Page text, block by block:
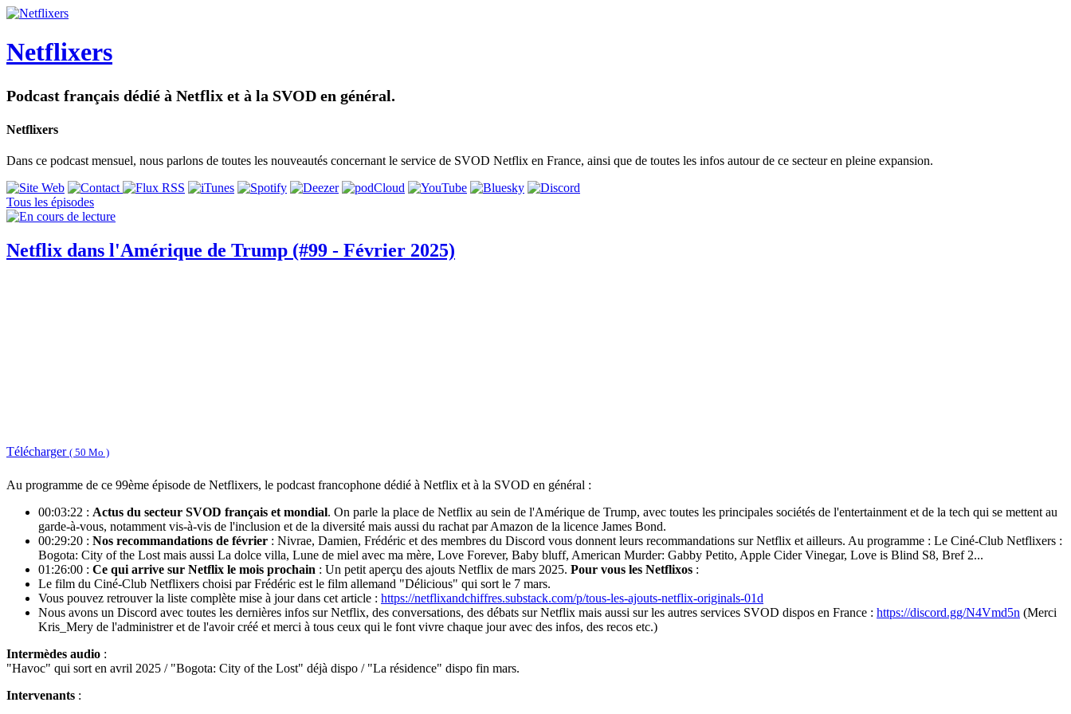
Netflixers
Podcast français dédié à Netflix et à la SVOD en général.
Netflixers
Dans ce podcast mensuel, nous parlons de toutes les nouveautés concernant le service de SVOD Netflix en France, ainsi que de toutes les infos autour de ce secteur en pleine expansion.
Tous les épisodes
Netflix dans l'Amérique de Trump (#99 - Février 2025)
Télécharger ( 50 Mo )
Au programme de ce 99ème épisode de Netflixers, le podcast francophone dédié à Netflix et à la SVOD en général :
00:03:22 : Actus du secteur SVOD français et mondial. On parle la place de Netflix au sein de l'Amérique de Trump, avec toutes les principales sociétés de l'entertainment et de la tech qui se mettent au
garde-à-vous, notamment vis-à-vis de l'inclusion et de la diversité mais aussi du rachat par Amazon de la licence James Bond.
00:29:20 : Nos recommandations de février : Nivrae, Damien, Frédéric et des membres du Discord vous donnent leurs recommandations sur Netflix et ailleurs. Au programme : Le Ciné-Club Netflixers :
Bogota: City of the Lost mais aussi La dolce villa, Lune de miel avec ma mère, Love Forever, Baby bluff, American Murder: Gabby Petito, Apple Cider Vinegar, Love is Blind S8, Bref 2...
01:26:00 : Ce qui arrive sur Netflix le mois prochain : Un petit aperçu des ajouts Netflix de mars 2025. Pour vous les Netflixos :
Le film du Ciné-Club Netflixers choisi par Frédéric est le film allemand "Délicious" qui sort le 7 mars.
Vous pouvez retrouver la liste complète mise à jour dans cet article : https://netflixandchiffres.substack.com/p/tous-les-ajouts-netflix-originals-01d
Nous avons un Discord avec toutes les dernières infos sur Netflix, des conversations, des débats sur Netflix mais aussi sur les autres services SVOD dispos en France : https://discord.gg/N4Vmd5n (Merci
Kris_Mery de l'administrer et de l'avoir créé et merci à tous ceux qui le font vivre chaque jour avec des infos, des recos etc.)
Intermèdes audio :
"Havoc" qui sort en avril 2025 / "Bogota: City of the Lost" déjà dispo / "La résidence" dispo fin mars.
Intervenants :